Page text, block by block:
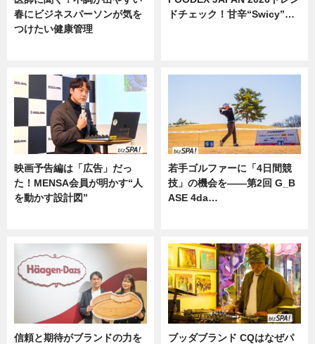
春にビジネスパーソンが気を
つけたい健康管理
ドチェック！甘辛“Swicy”…
映画予告編は「広告」だっ
た！MENSA会員が明かす“人
を動かす設計図”
若手ゴルファーに「4日間競
技」の機会を——第2回 G_B
ASE 4da…
信頼と期待がブランドの力を
ブッダブランド CQはなぜパ